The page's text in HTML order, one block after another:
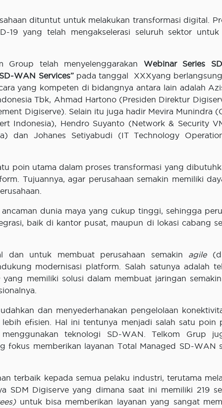
dituntut untuk melakukan transformasi digital.
19 yang telah mengakselerasi seluruh sektor untuk
Group telah menyelenggarakan Webinar Series
WAN Services” pada tanggal XXXyang
yang kompeten di bidangnya antara lain adalah
Tbk, Ahmad Hartono (Presiden Direktur
Digiserve). Selain itu juga hadir Mevira Munindra
Indonesia), Hendro Suyanto (Network & Security
dan Johanes Setiyabudi (IT Technology
poin utama dalam proses transformasi yang
Tujuannya, agar perusahaan semakin memiliki
dunia maya yang cukup tinggi, sehingga
baik di kantor pusat, maupun di lokasi cabang
dan untuk membuat perusahaan semakin agile
modernisasi platform. Salah satunya adalah
yang memiliki solusi dalam membuat jaringan
dan menyederhanakan pengelolaan
efisien. Hal ini tentunya menjadi salah satu poin
teknologi SD-WAN. Telkom Grup
fokus memberikan layanan Total Managed SD-WAN
terbaik kepada semua pelaku industri, terutama
Digiserve yang dimana saat ini memiliki 219
untuk bisa memberikan layanan yang sangat